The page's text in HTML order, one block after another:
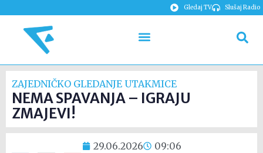
Gledaj TV Slušaj Radio
ZAJEDNIČKO GLEDANJE UTAKMICE
NEMA SPAVANJA – IGRAJU
ZMAJEVI!
29.06.2026 09:06